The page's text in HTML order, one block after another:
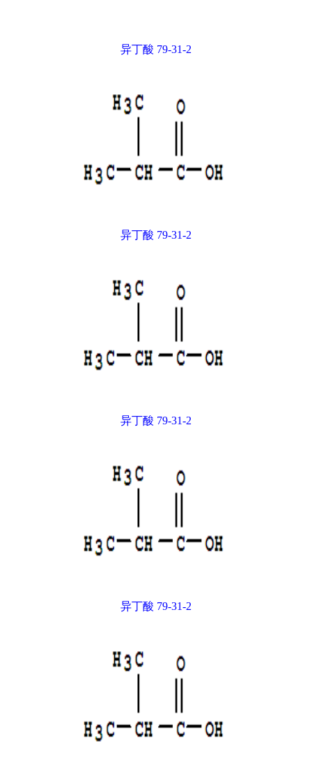
异丁酸 79-31-2
异丁酸 79-31-2
异丁酸 79-31-2
异丁酸 79-31-2